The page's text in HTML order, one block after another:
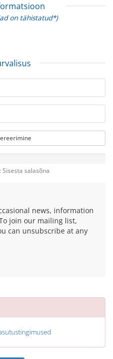
on tähistatud*)
Sisesta salasõna
news, information
join our mailing list,
can unsubscribe at any